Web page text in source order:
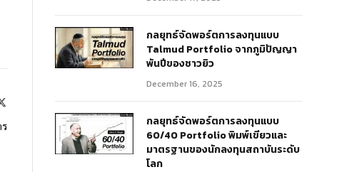
กลยุทธ์จัดพอร์ตการลงทุนแบบ
Talmud Portfolio จากภูมิปัญญา
พันปีของชาวยิว
December 16, 2025
กลยุทธ์จัดพอร์ตการลงทุนแบบ
60/40 Portfolio พิมพ์เขียวและ
มาตรฐานของนักลงทุนสถาบันระดับ
โลก